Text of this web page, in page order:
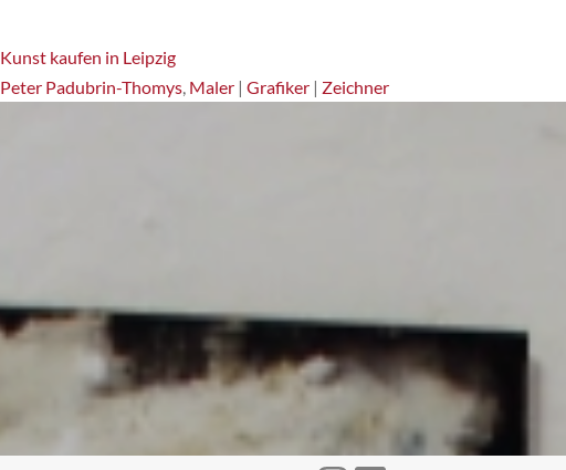
Kunst kaufen in Leipzig
Peter Padubrin-Thomys, Maler | Grafiker | Zeichner